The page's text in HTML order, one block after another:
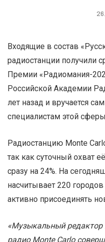
Входящие в состав
радиостанции получили
Премии «Радиомания-
Российской Академии
лет назад и вручается
специалистам этой
Радиостанцию Monte
так как суточный охват
сразу на 24%. На
насчитывает 220
активно присоединять
«Музыкальный
радио Monte Carlo